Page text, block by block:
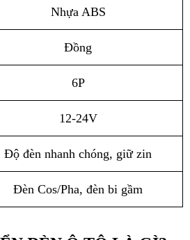
Nhựa ABS
Đồng
6P
12-24V
Độ đèn nhanh chóng, giữ zin
Đèn Cos/Pha, đèn bi gầm